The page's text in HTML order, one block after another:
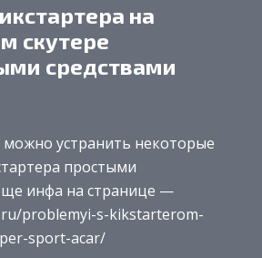
на
скутере
средствами
можно устранить некоторые
простыми
инфа на странице —
problemyi-s-kikstarterom-
sport-acar/